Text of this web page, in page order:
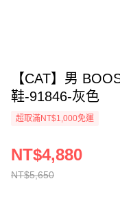
【CAT】男 BOOSTER VENT (US) 真皮休閒
鞋-91846-灰色
超取滿NT$1,000免運
NT$5,650
NT$4,880